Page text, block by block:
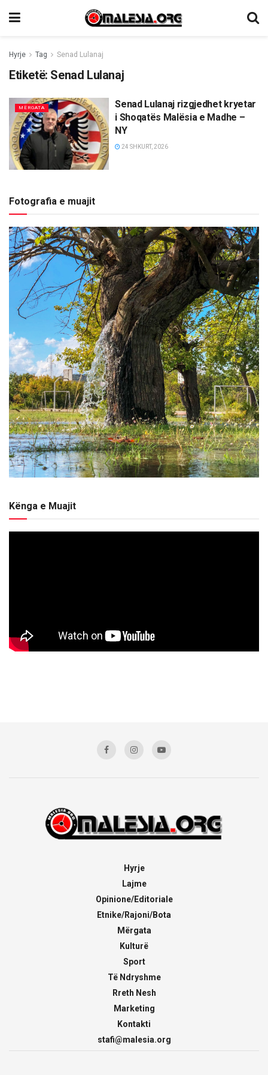
Hyrje Tag Senad Lulanaj
Etiketë: Senad Lulanaj
MËRGATA
Senad Lulanaj rizgjedhet kryetar
i Shoqatës Malësia e Madhe –
NY
24 SHKURT, 2026
Fotografia e muajit
Kënga e Muajit
Hyrje
Lajme
Opinione/Editoriale
Etnike/Rajoni/Bota
Mërgata
Kulturë
Sport
Të Ndryshme
Rreth Nesh
Marketing
Kontakti
stafi@malesia.org